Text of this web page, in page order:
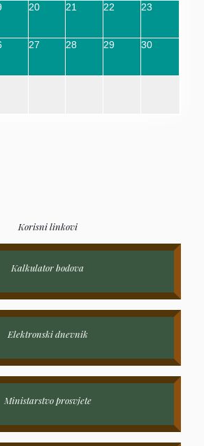
20 21 22 23
27 28 29 30
Korisni linkovi
Kalkulator bodova
Elektronski dnevnik
Ministarstvo prosvjete